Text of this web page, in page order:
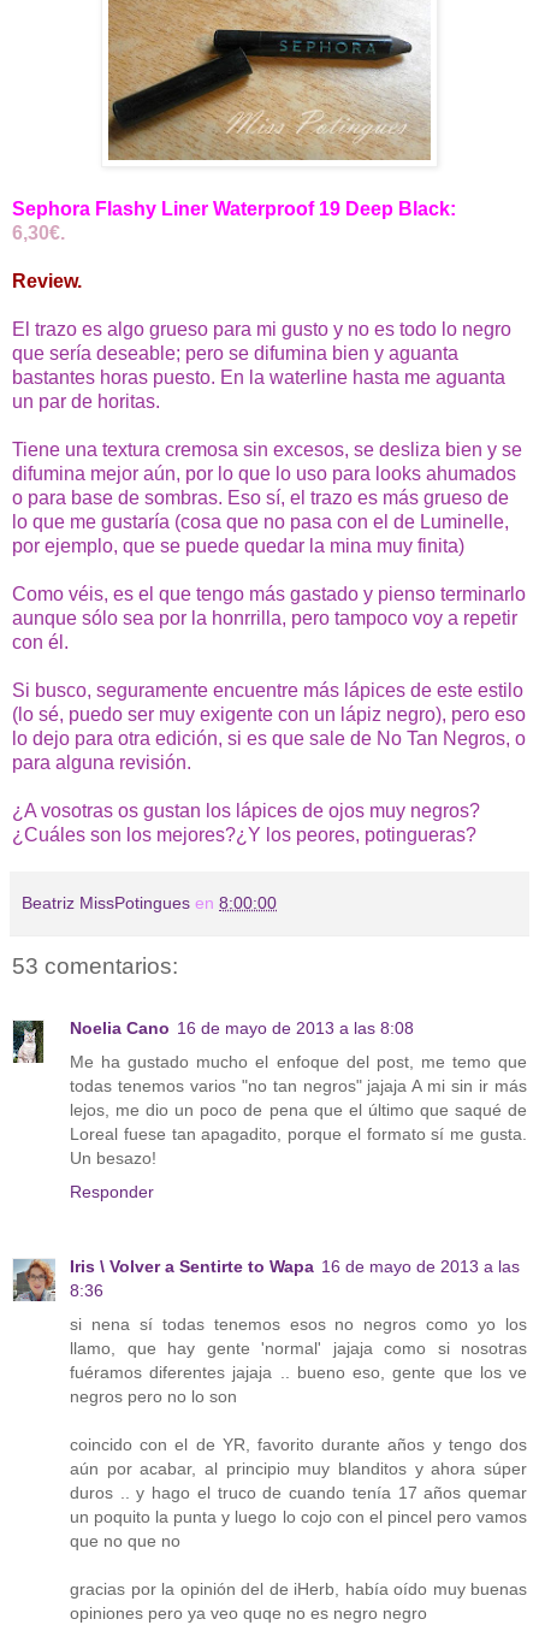
Sephora Flashy Liner Waterproof 19 Deep Black:
6,30€.
Review.
El trazo es algo grueso para mi gusto y no es todo lo negro
que sería deseable; pero se difumina bien y aguanta
bastantes horas puesto. En la waterline hasta me aguanta
un par de horitas.
Tiene una textura cremosa sin excesos, se desliza bien y se
difumina mejor aún, por lo que lo uso para looks ahumados
o para base de sombras. Eso sí, el trazo es más grueso de
lo que me gustaría (cosa que no pasa con el de Luminelle,
por ejemplo, que se puede quedar la mina muy finita)
Como véis, es el que tengo más gastado y pienso terminarlo
aunque sólo sea por la honrrilla, pero tampoco voy a repetir
con él.
Si busco, seguramente encuentre más lápices de este estilo
(lo sé, puedo ser muy exigente con un lápiz negro), pero eso
lo dejo para otra edición, si es que sale de No Tan Negros, o
para alguna revisión.
¿A vosotras os gustan los lápices de ojos muy negros?
¿Cuáles son los mejores?¿Y los peores, potingueras?
Beatriz MissPotingues en 8:00:00
53 comentarios:
Noelia Cano 16 de mayo de 2013 a las 8:08
Me ha gustado mucho el enfoque del post, me temo que
todas tenemos varios "no tan negros" jajaja A mi sin ir más
lejos, me dio un poco de pena que el último que saqué de
Loreal fuese tan apagadito, porque el formato sí me gusta.
Un besazo!
Responder
Iris \ Volver a Sentirte to Wapa 16 de mayo de 2013 a las
8:36
si nena sí todas tenemos esos no negros como yo los
llamo, que hay gente 'normal' jajaja como si nosotras
fuéramos diferentes jajaja .. bueno eso, gente que los ve
negros pero no lo son
coincido con el de YR, favorito durante años y tengo dos
aún por acabar, al principio muy blanditos y ahora súper
duros .. y hago el truco de cuando tenía 17 años quemar
un poquito la punta y luego lo cojo con el pincel pero vamos
que no que no
gracias por la opinión del de iHerb, había oído muy buenas
opiniones pero ya veo quqe no es negro negro